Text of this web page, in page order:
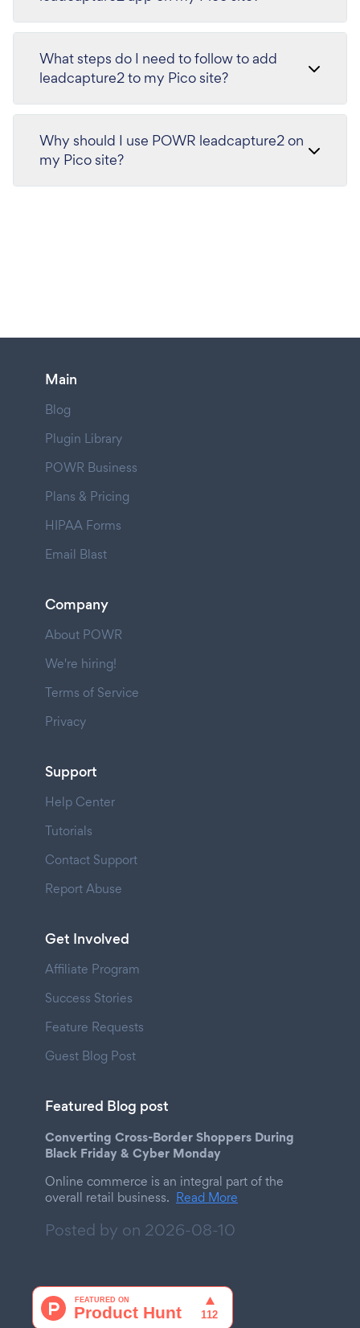
What steps do I need to follow to add
leadcapture2 to my Pico site?
Why should I use POWR leadcapture2 on
my Pico site?
Main
Blog
Plugin Library
POWR Business
Plans & Pricing
HIPAA Forms
Email Blast
Company
About POWR
We're hiring!
Terms of Service
Privacy
Support
Help Center
Tutorials
Contact Support
Report Abuse
Get Involved
Affiliate Program
Success Stories
Feature Requests
Guest Blog Post
Featured Blog post
Converting Cross-Border Shoppers During
Black Friday & Cyber Monday
Online commerce is an integral part of the
overall retail business. Read More
Posted by on 2026-08-10